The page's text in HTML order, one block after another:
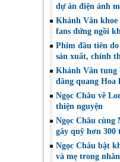
dự án điện ảnh
Khánh Vân khoe
fans đứng ngồi
Phim đầu tiên
sản xuất, chính
Khánh Vân tung
đăng quang Hoa
Ngọc Châu về
thiện nguyện
Ngọc Châu
gây quỹ hơn 300
Ngọc Châu bật
và mẹ trong